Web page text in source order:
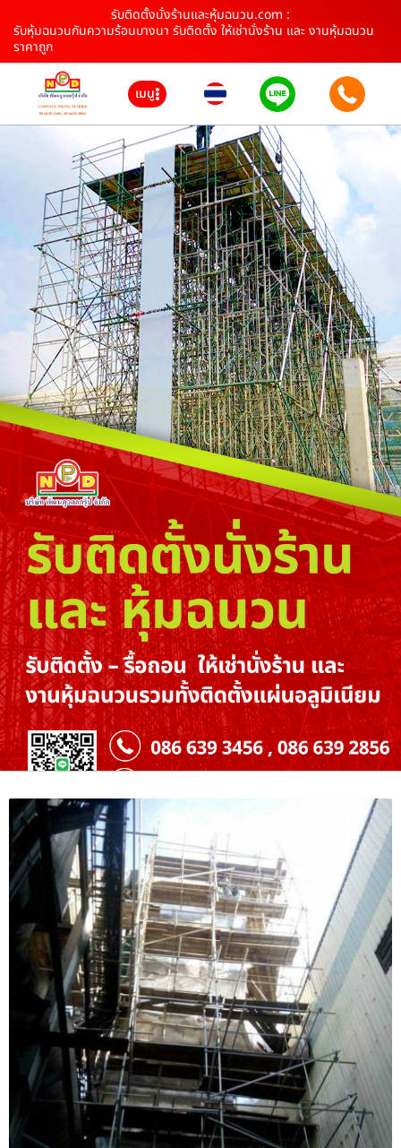
รับติดตั้งนั่งร้านและหุ้มฉนวน.com :
รับหุ้มฉนวนกันความร้อนบางนา รับติดตั้ง ให้เช่านั่งร้าน และ งานหุ้มฉนวน
ราคาถูก
เมนู